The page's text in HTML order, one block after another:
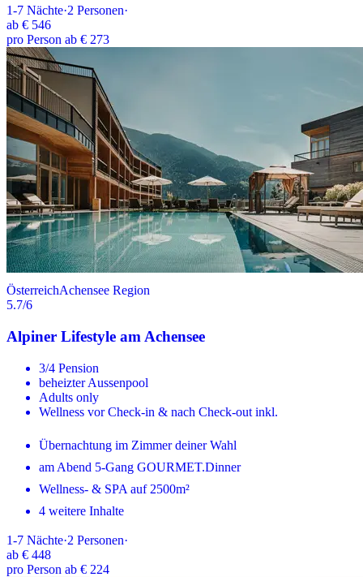
1-7 Nächte·2 Personen·
ab € 546
pro Person ab € 273
ÖsterreichAchensee Region
5.7/6
Alpiner Lifestyle am Achensee
3/4 Pension
beheizter Aussenpool
Adults only
Wellness vor Check-in & nach Check-out inkl.
Übernachtung im Zimmer deiner Wahl
am Abend 5-Gang GOURMET.Dinner
Wellness- & SPA auf 2500m²
4 weitere Inhalte
1-7 Nächte·2 Personen·
ab € 448
pro Person ab € 224